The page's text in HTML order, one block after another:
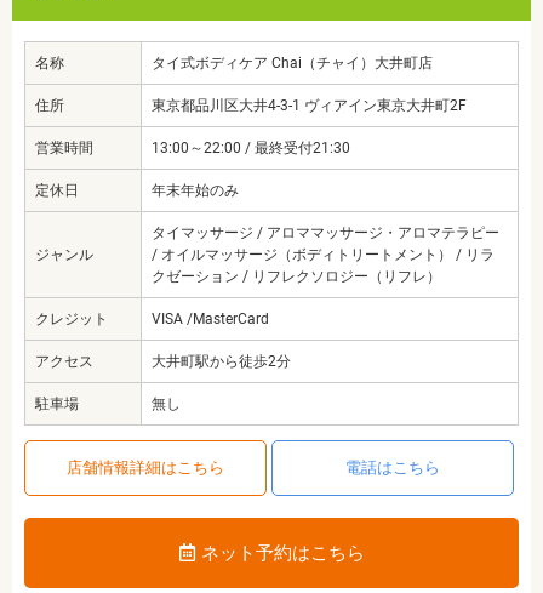
名称 タイ式ボディケア Chai（チャイ）大井町店
住所 東京都品川区大井4-3-1 ヴィアイン東京大井町2F
営業時間 13:00～22:00 / 最終受付21:30
定休日 年末年始のみ
ジャンル
タイマッサージ / アロママッサージ・アロマテラピー
/ オイルマッサージ（ボディトリートメント） / リラ
クゼーション / リフレクソロジー（リフレ）
クレジット VISA /MasterCard
アクセス 大井町駅から徒歩2分
駐車場 無し
店舗情報詳細はこちら 電話はこちら
ネット予約はこちら